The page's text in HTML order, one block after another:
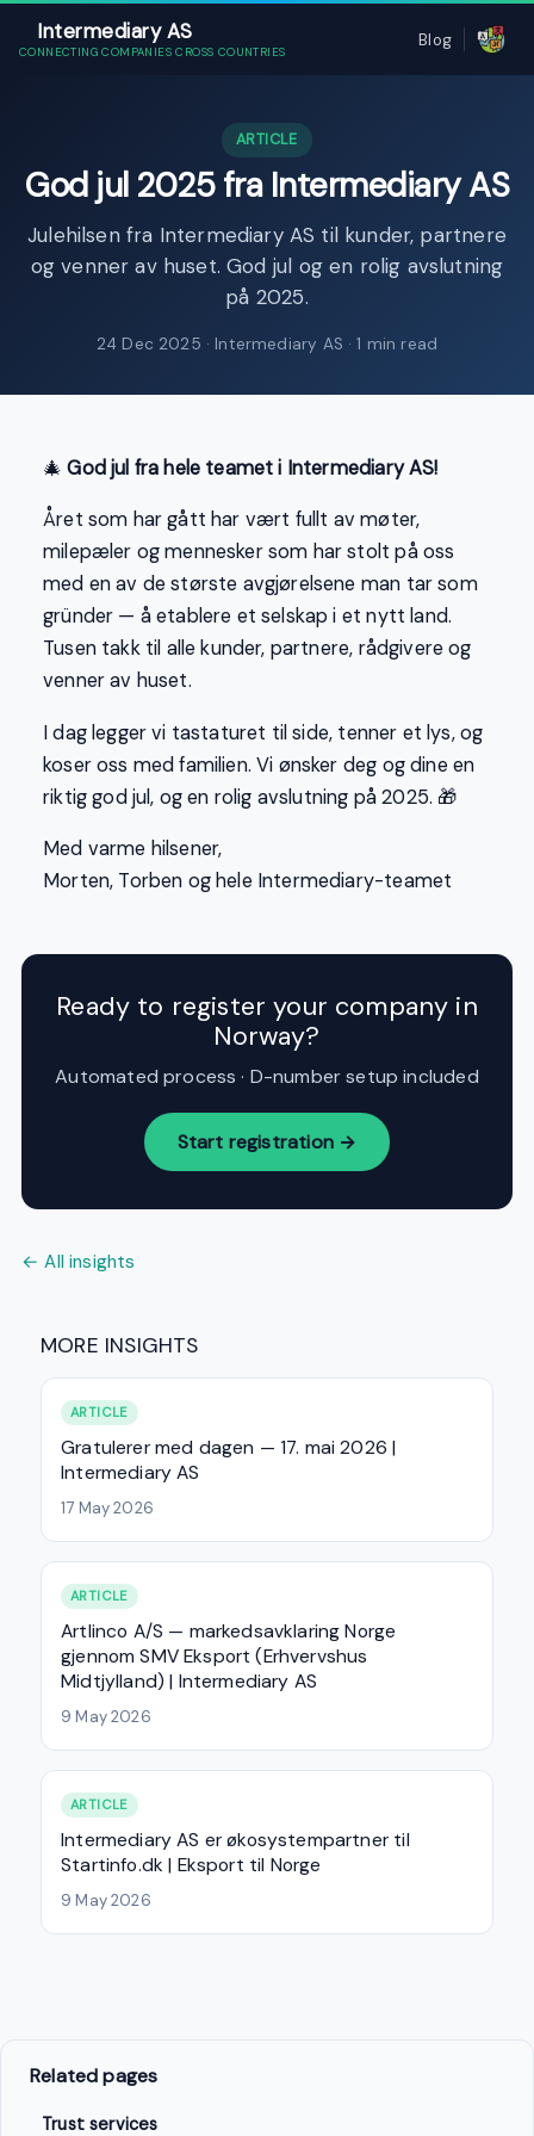
Intermediary AS
CONNECTING COMPANIES CROSS COUNTRIES
Blog
ARTICLE
God jul 2025 fra Intermediary AS
Julehilsen fra Intermediary AS til kunder, partnere
og venner av huset. God jul og en rolig avslutning
på 2025.
24 Dec 2025 · Intermediary AS · 1 min read
🎄God jul fra hele teamet i Intermediary AS!
Året som har gått har vært fullt av møter,
milepæler og mennesker som har stolt på oss
med en av de største avgjørelsene man tar som
gründer — å etablere et selskap i et nytt land.
Tusen takk til alle kunder, partnere, rådgivere og
venner av huset.
I dag legger vi tastaturet til side, tenner et lys, og
koser oss med familien. Vi ønsker deg og dine en
riktig god jul, og en rolig avslutning på 2025. 🎁
Med varme hilsener,
Morten, Torben og hele Intermediary-teamet
Ready to register your company in
Norway?
Automated process · D-number setup included
Start registration →
← All insights
MORE INSIGHTS
ARTICLE
Gratulerer med dagen — 17. mai 2026 |
Intermediary AS
17 May 2026
ARTICLE
Artlinco A/S — markedsavklaring Norge
gjennom SMV Eksport (Erhvervshus
Midtjylland) | Intermediary AS
9 May 2026
ARTICLE
Intermediary AS er økosystempartner til
Startinfo.dk | Eksport til Norge
9 May 2026
Related pages
Trust services